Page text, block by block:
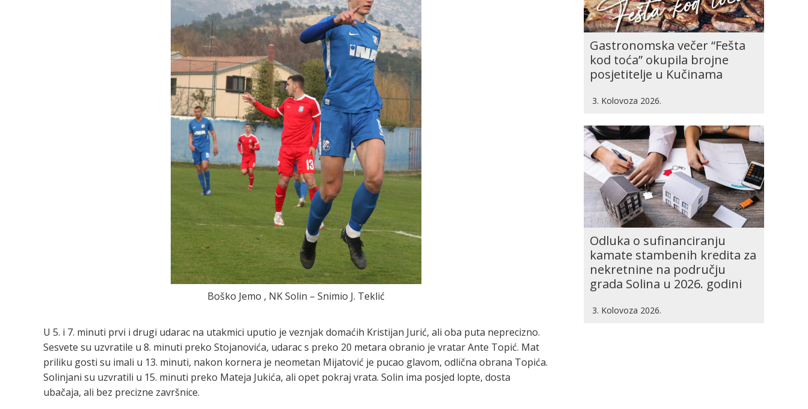
Boško Jemo , NK Solin – Snimio J. Teklić
U 5. i 7. minuti prvi i drugi udarac na utakmici uputio je veznjak domaćih Kristijan Jurić, ali oba puta neprecizno.
Sesvete su uzvratile u 8. minuti preko Stojanovića, udarac s preko 20 metara obranio je vratar Ante Topić. Mat
priliku gosti su imali u 13. minuti, nakon kornera je neometan Mijatović je pucao glavom, odlična obrana Topića.
Solinjani su uzvratili u 15. minuti preko Mateja Jukića, ali opet pokraj vrata. Solin ima posjed lopte, dosta
ubačaja, ali bez precizne završnice.
Gastronomska večer “Fešta
kod toća” okupila brojne
posjetitelje u Kučinama
3. Kolovoza 2026.
Odluka o sufinanciranju
kamate stambenih kredita za
nekretnine na području
grada Solina u 2026. godini
3. Kolovoza 2026.